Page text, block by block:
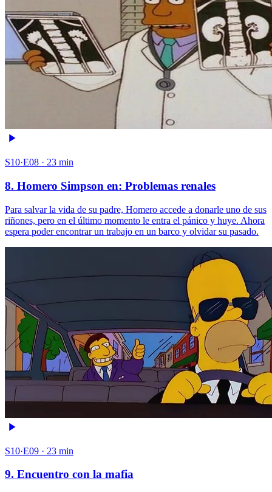
S10·E08 · 23 min
8. Homero Simpson en: Problemas renales
Para salvar la vida de su padre, Homero accede a donarle uno de sus
riñones, pero en el último momento le entra el pánico y huye. Ahora
espera poder encontrar un trabajo en un barco y olvidar su pasado.
S10·E09 · 23 min
9. Encuentro con la mafia